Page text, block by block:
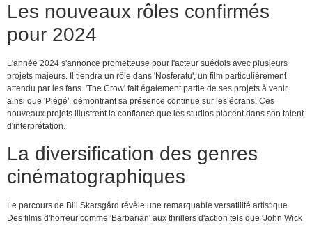
Les nouveaux rôles confirmés
pour 2024
L'année 2024 s'annonce prometteuse pour l'acteur suédois avec plusieurs
projets majeurs. Il tiendra un rôle dans 'Nosferatu', un film particulièrement
attendu par les fans. 'The Crow' fait également partie de ses projets à venir,
ainsi que 'Piégé', démontrant sa présence continue sur les écrans. Ces
nouveaux projets illustrent la confiance que les studios placent dans son talent
d'interprétation.
La diversification des genres
cinématographiques
Le parcours de Bill Skarsgård révèle une remarquable versatilité artistique.
Des films d'horreur comme 'Barbarian' aux thrillers d'action tels que 'John Wick